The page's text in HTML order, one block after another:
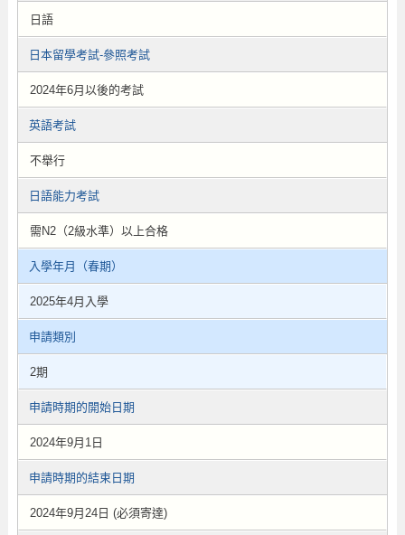
日語
日本留學考試-參照考試
2024年6月以後的考試
英語考試
不舉行
日語能力考試
需N2（2級水準）以上合格
入學年月（春期）
2025年4月入學
申請類別
2期
申請時期的開始日期
2024年9月1日
申請時期的結束日期
2024年9月24日 (必須寄達)